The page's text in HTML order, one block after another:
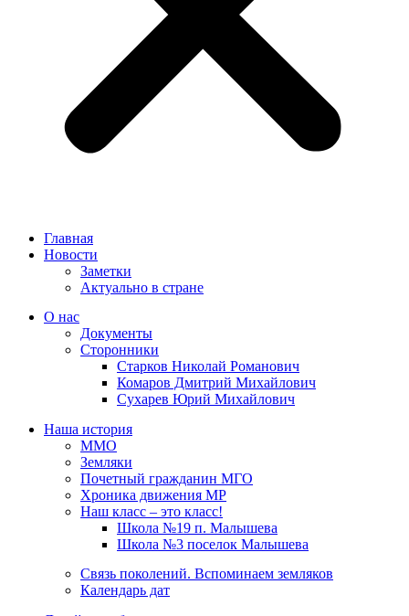
Главная
Новости
Заметки
Актуально в стране
О нас
Документы
Сторонники
Старков Николай Романович
Комаров Дмитрий Михайлович
Сухарев Юрий Михайлович
Наша история
ММО
Земляки
Почетный гражданин МГО
Хроника движения МР
Наш класс – это класс!
Школа №19 п. Малышева
Школа №3 поселок Малышева
Связь поколений. Вспоминаем земляков
Календарь дат